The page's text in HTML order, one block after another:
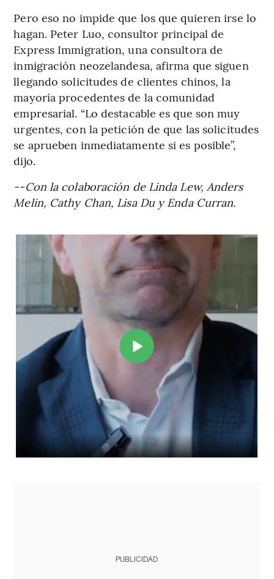
Pero eso no impide que los que quieren irse lo
hagan. Peter Luo, consultor principal de
Express Immigration, una consultora de
inmigración neozelandesa, afirma que siguen
llegando solicitudes de clientes chinos, la
mayoría procedentes de la comunidad
empresarial. “Lo destacable es que son muy
urgentes, con la petición de que las solicitudes
se aprueben inmediatamente si es posible”,
dijo.
--Con la colaboración de Linda Lew, Anders
Melin, Cathy Chan, Lisa Du y Enda Curran.
PUBLICIDAD